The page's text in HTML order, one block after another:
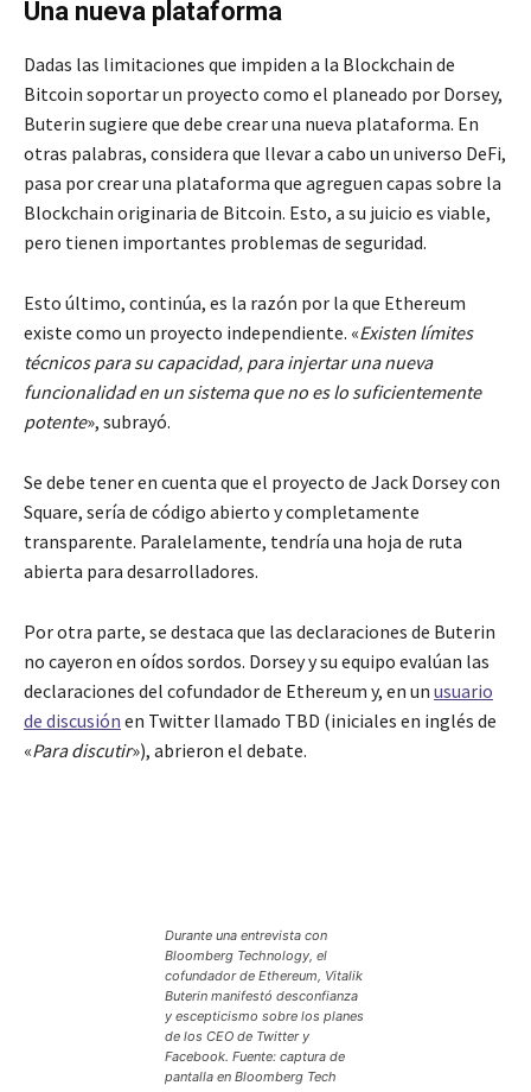
Una nueva plataforma
Dadas las limitaciones que impiden a la Blockchain de
Bitcoin soportar un proyecto como el planeado por Dorsey,
Buterin sugiere que debe crear una nueva plataforma. En
otras palabras, considera que llevar a cabo un universo DeFi,
pasa por crear una plataforma que agreguen capas sobre la
Blockchain originaria de Bitcoin. Esto, a su juicio es viable,
pero tienen importantes problemas de seguridad.
Esto último, continúa, es la razón por la que Ethereum
existe como un proyecto independiente. «Existen límites
técnicos para su capacidad, para injertar una nueva
funcionalidad en un sistema que no es lo suficientemente
potente», subrayó.
Se debe tener en cuenta que el proyecto de Jack Dorsey con
Square, sería de código abierto y completamente
transparente. Paralelamente, tendría una hoja de ruta
abierta para desarrolladores.
Por otra parte, se destaca que las declaraciones de Buterin
no cayeron en oídos sordos. Dorsey y su equipo evalúan las
declaraciones del cofundador de Ethereum y, en un usuario
de discusión en Twitter llamado TBD (iniciales en inglés de
«Para discutir»), abrieron el debate.
Durante una entrevista con
Bloomberg Technology, el
cofundador de Ethereum, Vitalik
Buterin manifestó desconfianza
y escepticismo sobre los planes
de los CEO de Twitter y
Facebook. Fuente: captura de
pantalla en Bloomberg Tech